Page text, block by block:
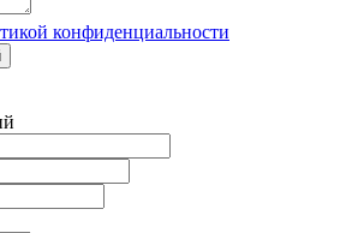
конфиденциальности